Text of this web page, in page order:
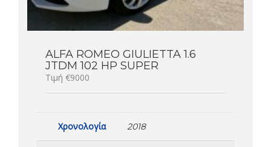
ALFA ROMEO GIULIETTA 1.6
JTDM 102 HP SUPER
Τιμή €9000
Χρονολογία 2018